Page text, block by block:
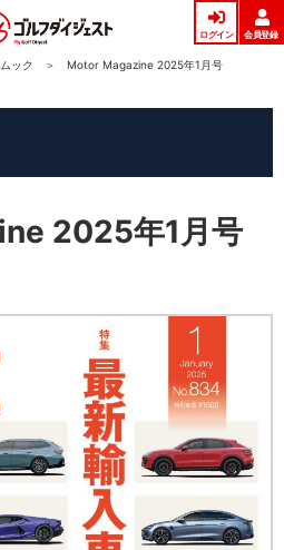
ログイン 会員登録
ック Motor Magazine 2025年1月号
2025年1月号